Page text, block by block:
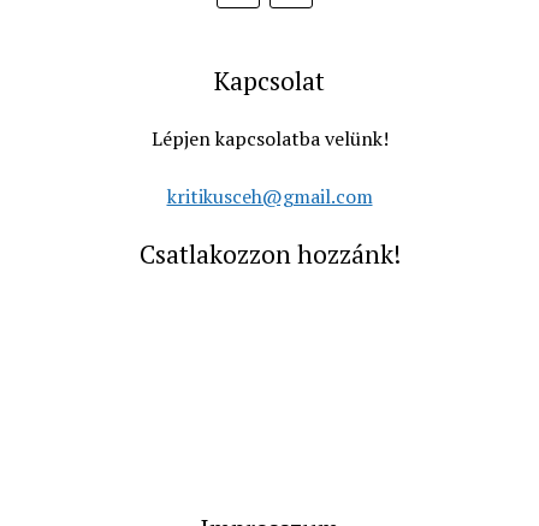
Kapcsolat
Lépjen kapcsolatba velünk!
kritikusceh@gmail.com
Csatlakozzon hozzánk!